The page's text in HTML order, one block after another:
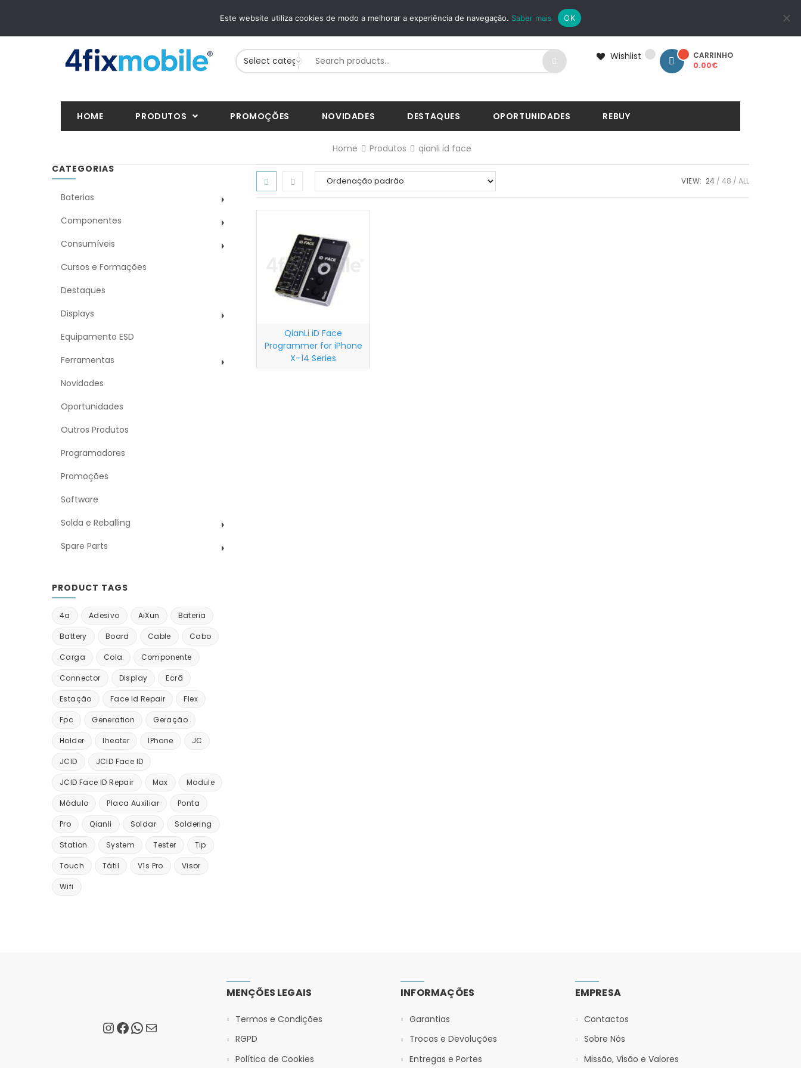
VISA, Mastercard, MBWay... +351 926 268 200
Wishlist
CARRINHO
0.00€
HOME PRODUTOS PROMOÇÕES NOVIDADES DESTAQUES OPORTUNIDADES REBUY
Home Produtos qianli id face
VIEW: 24 48 ALL
QianLi iD Face
Programmer for iPhone
X–14 Series
CATEGORIAS
Baterias
Componentes
Consumíveis
Cursos e Formações
Destaques
Displays
Equipamento ESD
Ferramentas
Novidades
Oportunidades
Outros Produtos
Programadores
Promoções
Software
Solda e Reballing
Spare Parts
PRODUCT TAGS
4a Adesivo AiXun Bateria
Battery Board Cable Cabo
Carga Cola Componente
Connector Display Ecrã
Estação Face Id Repair Flex
Fpc Generation Geração
Holder Iheater IPhone JC
JCID JCID Face ID
JCID Face ID Repair Max Module
Módulo Placa Auxiliar Ponta
Pro Qianli Soldar Soldering
Station System Tester Tip
Touch Tátil V1s Pro Visor
Wifi
MENÇÕES LEGAIS
Termos e Condições
RGPD
Política de Cookies
INFORMAÇÕES
Garantias
Trocas e Devoluções
Entregas e Portes
EMPRESA
Contactos
Sobre Nós
Missão, Visão e Valores
Este website utiliza cookies de modo a melhorar a experiência de navegação. Saber mais OK